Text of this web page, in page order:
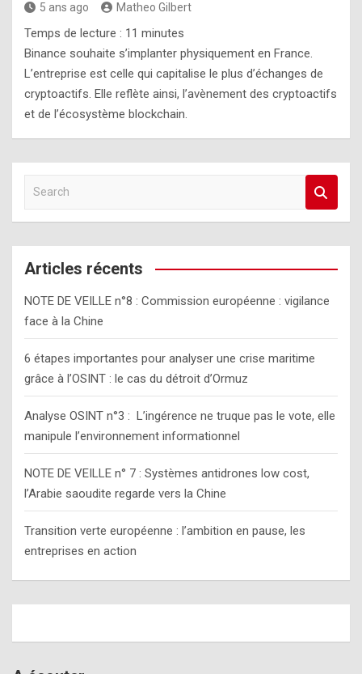
5 ans ago Matheo Gilbert
Temps de lecture : 11 minutes
Binance souhaite s’implanter physiquement en France.
L’entreprise est celle qui capitalise le plus d’échanges de
cryptoactifs. Elle reflète ainsi, l’avènement des cryptoactifs
et de l’écosystème blockchain.
a
r
c
Articles récents
NOTE DE VEILLE n°8 : Commission européenne : vigilance
face à la Chine
6 étapes importantes pour analyser une crise maritime
grâce à l’OSINT : le cas du détroit d’Ormuz
Analyse OSINT n°3 : L’ingérence ne truque pas le vote, elle
manipule l’environnement informationnel
NOTE DE VEILLE n° 7 : Systèmes antidrones low cost,
l’Arabie saoudite regarde vers la Chine
Transition verte européenne : l’ambition en pause, les
entreprises en action